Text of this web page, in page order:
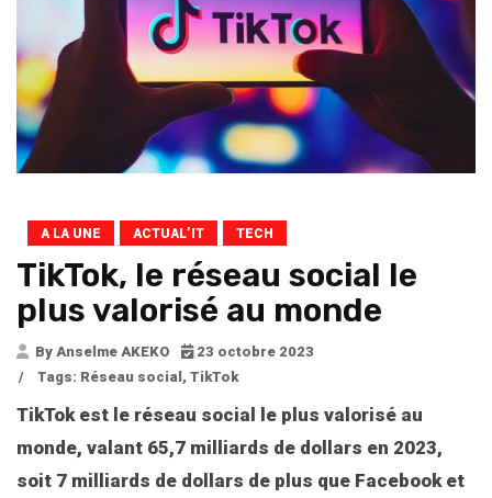
A LA UNE ACTUAL’IT TECH
TikTok, le réseau social le
plus valorisé au monde
By Anselme AKEKO
23 octobre 2023
/
Tags: Réseau social , TikTok
TikTok est le réseau social le plus valorisé au
monde, valant 65,7 milliards de dollars en 2023,
soit 7 milliards de dollars de plus que Facebook et